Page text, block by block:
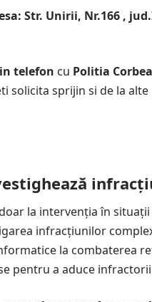
Str. Unirii, Nr.166 ,
telefon cu Politia
solicita sprijin si de la
la intervenția în
infracțiunilor
la combaterea
pentru a aduce